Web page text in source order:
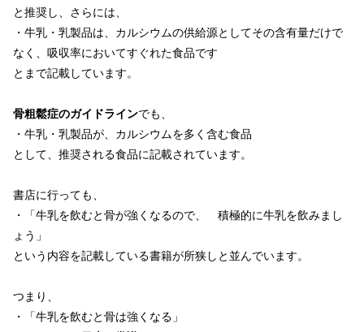
と推奨し、さらには、
・牛乳・乳製品は、カルシウムの供給源としてその含有量だけで
なく、吸収率においてすぐれた食品です
とまで記載しています。
骨粗鬆症のガイドラインでも、
・牛乳・乳製品が、カルシウムを多く含む食品
として、推奨される食品に記載されています。
書店に行っても、
・「牛乳を飲むと骨が強くなるので、 積極的に牛乳を飲みまし
ょう」
という内容を記載している書籍が所狭しと並んでいます。
つまり、
・「牛乳を飲むと骨は強くなる」